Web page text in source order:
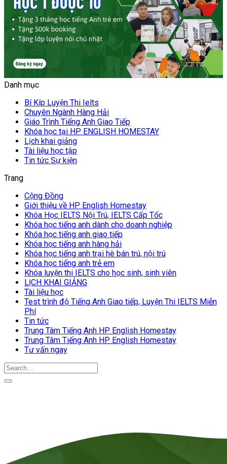
Danh mục
Bí Kíp Luyện Thi Ielts
Chuyên Ngành Hàng Hải
Giáo Trình Tiếng Anh Giao Tiếp
Khóa học tại HP ENGLISH HOMESTAY
Lịch khai giảng
Tài liệu học tập
Tin tức Sự kiện
Trang
Cộng Đồng
Giới thiệu về HP English Homestay
Khóa Học IELTS Nội Trú, IELTS Cấp Tốc
Khóa học tiếng anh dành cho doanh nghiệp
Khóa học tiếng anh giao tiếp
Khóa học tiếng anh hàng hải
Khóa học tiếng anh trại hè bán trú, nội trú
Khóa học tiếng anh trẻ em
Khóa luyện thi IELTS cho học sinh, sinh viên
LỊCH KHAI GIẢNG
Tài liệu học
Test trình độ Tiếng Anh Giao tiếp, Luyện Thi IELTS Miễn
Phí
Tin tức
Trung Tâm Tiếng Anh HP English Homestay
Trung Tâm Tiếng Anh HP English Homestay
Tư vấn ngay